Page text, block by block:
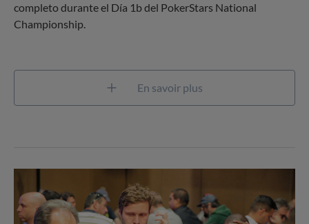
completo durante el Día 1b del PokerStars National
Championship.
En savoir plus